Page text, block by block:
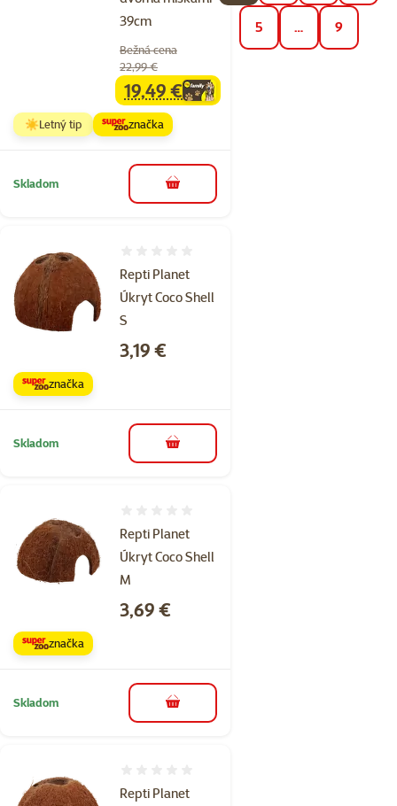
39cm
Bežná cena
22,99 €
familycena
19,49 €
☀️Letný tip značka
Skladom do košíka
Repti Planet
Úkryt Coco Shell
S
Cena
3,19 €
značka
Skladom do košíka
Repti Planet
Úkryt Coco Shell
M
Cena
3,69 €
značka
Skladom do košíka
Repti Planet
5 … 9